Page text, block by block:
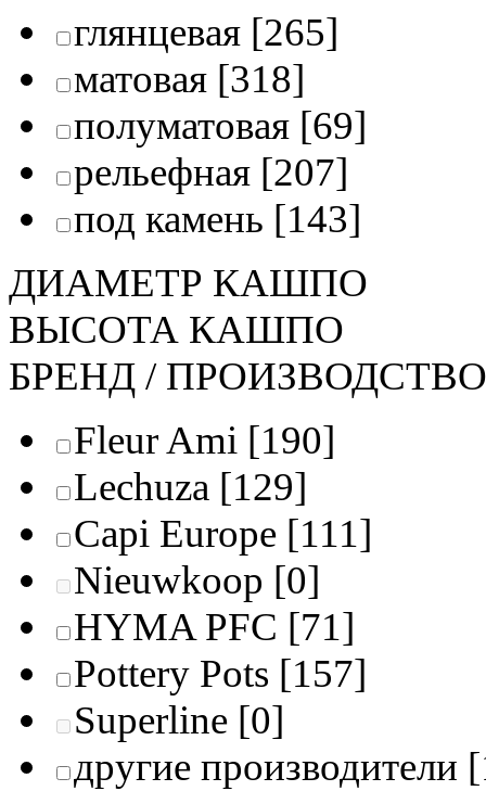
глянцевая [265]
матовая [318]
полуматовая [69]
рельефная [207]
под камень [143]
ДИАМЕТР КАШПО
ВЫСОТА КАШПО
БРЕНД / ПРОИЗВОДСТВО
Fleur Ami [190]
Lechuza [129]
Capi Europe [111]
Nieuwkoop [0]
HYMA PFC [71]
Pottery Pots [157]
Superline [0]
другие производители